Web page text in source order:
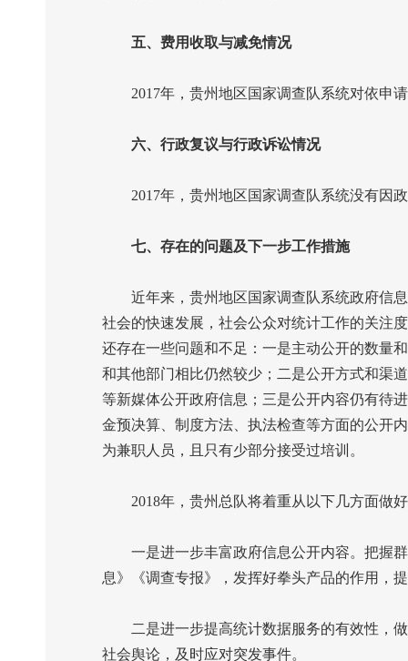
五、费用收取与减免情况
2017年，贵州地区国家调查队系统对依申
六、行政复议与行政诉讼情况
2017年，贵州地区国家调查队系统没有因
七、存在的问题及下一步工作措施
近年来，贵州地区国家调查队系统政府信息
社会的快速发展，社会公众对统计工作的关注
还存在一些问题和不足：一是主动公开的数量
和其他部门相比仍然较少；二是公开方式和渠
等新媒体公开政府信息；三是公开内容仍有待
金预决算、制度方法、执法检查等方面的公开
为兼职人员，且只有少部分接受过培训。
2018年，贵州总队将着重从以下几方面做
一是进一步丰富政府信息公开内容。把握群
息》《调查专报》，发挥好拳头产品的作用，
二是进一步提高统计数据服务的有效性，做
社会舆论，及时应对突发事件。